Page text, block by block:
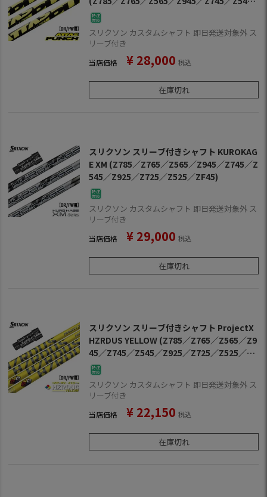
／Z925／Z725／Z525／ZF45)
スリクソン カスタムシャフト 即日発送対象外 ス
リーブ付き
当店価格 ¥ 28,000 税込
在庫切れ
スリクソン スリーブ付きシャフト KUROKAG
E XM (Z785／Z765／Z565／Z945／Z745／Z
545／Z925／Z725／Z525／ZF45)
スリクソン カスタムシャフト 即日発送対象外 ス
リーブ付き
当店価格 ¥ 29,000 税込
在庫切れ
スリクソン スリーブ付きシャフト ProjectX
HZRDUS YELLOW (Z785／Z765／Z565／Z9
45／Z745／Z545／Z925／Z725／Z525／ZF
45)
スリクソン カスタムシャフト 即日発送対象外 ス
リーブ付き
当店価格 ¥ 22,150 税込
在庫切れ